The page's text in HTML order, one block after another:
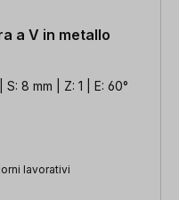
a V in metallo
8 mm | Z: 1 | E: 60°
lavorativi